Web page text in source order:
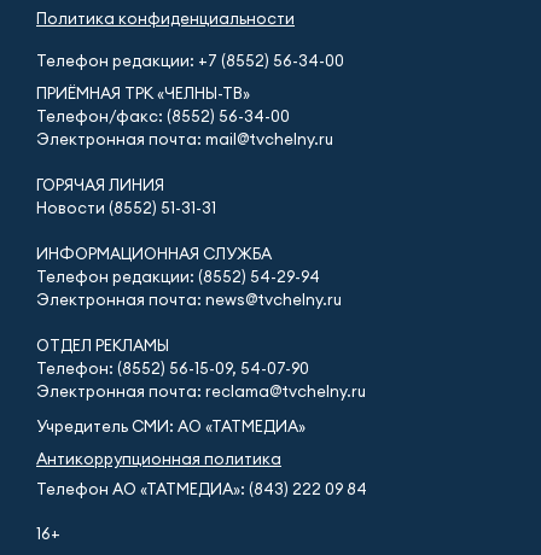
Политика конфиденциальности
Телефон редакции: +7 (8552) 56-34-00
ПРИЁМНАЯ ТРК «ЧЕЛНЫ-ТВ»
Телефон/факс: (8552) 56-34-00
Электронная почта: mail@tvchelny.ru
ГОРЯЧАЯ ЛИНИЯ
Новости (8552) 51-31-31
ИНФОРМАЦИОННАЯ СЛУЖБА
Телефон редакции: (8552) 54-29-94
Электронная почта: news@tvchelny.ru
ОТДЕЛ РЕКЛАМЫ
Телефон: (8552) 56-15-09, 54-07-90
Электронная почта: reclama@tvchelny.ru
Учредитель СМИ: АО «ТАТМЕДИА»
Антикоррупционная политика
Телефон АО «ТАТМЕДИА»: (843) 222 09 84
16+